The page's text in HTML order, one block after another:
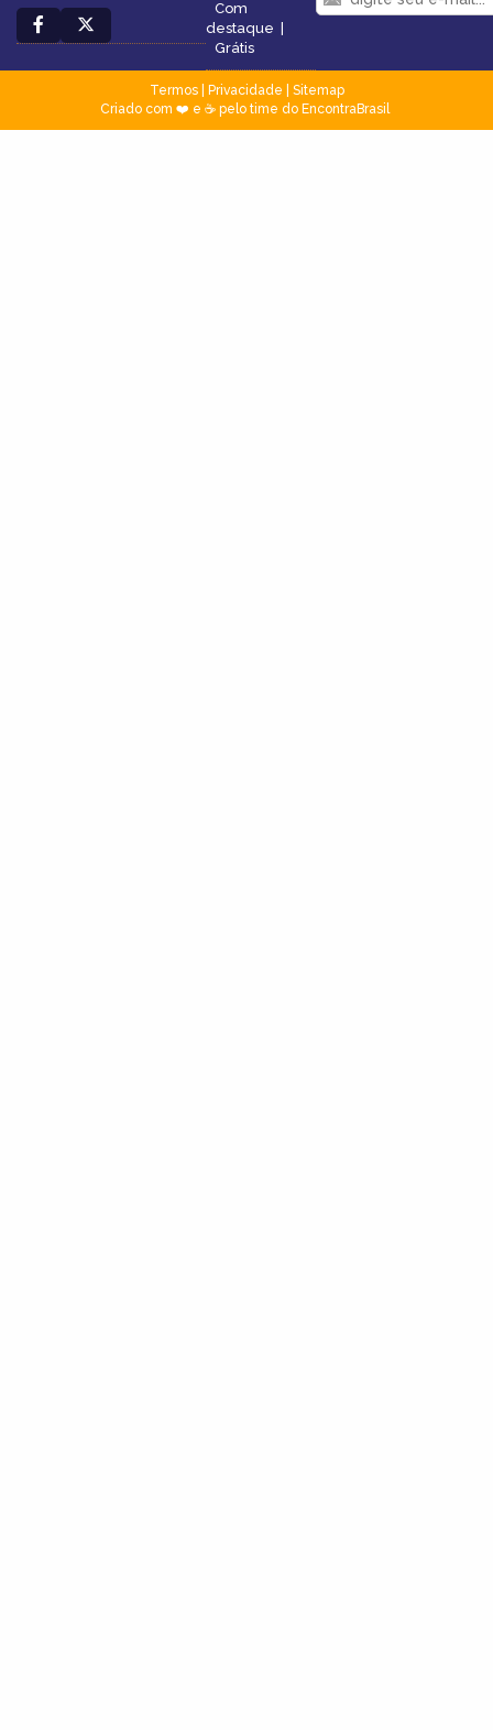
Com
destaque
Grátis
Termos| Privacidade
Sitemap
Criado com ❤️ e ☕ pelo time do EncontraBrasil